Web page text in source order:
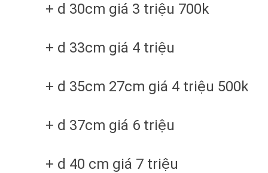
+ d 30cm giá 3 triệu 700k
+ d 33cm giá 4 triệu
+ d 35cm 27cm giá 4 triệu 500k
+ d 37cm giá 6 triệu
+ d 40 cm giá 7 triệu